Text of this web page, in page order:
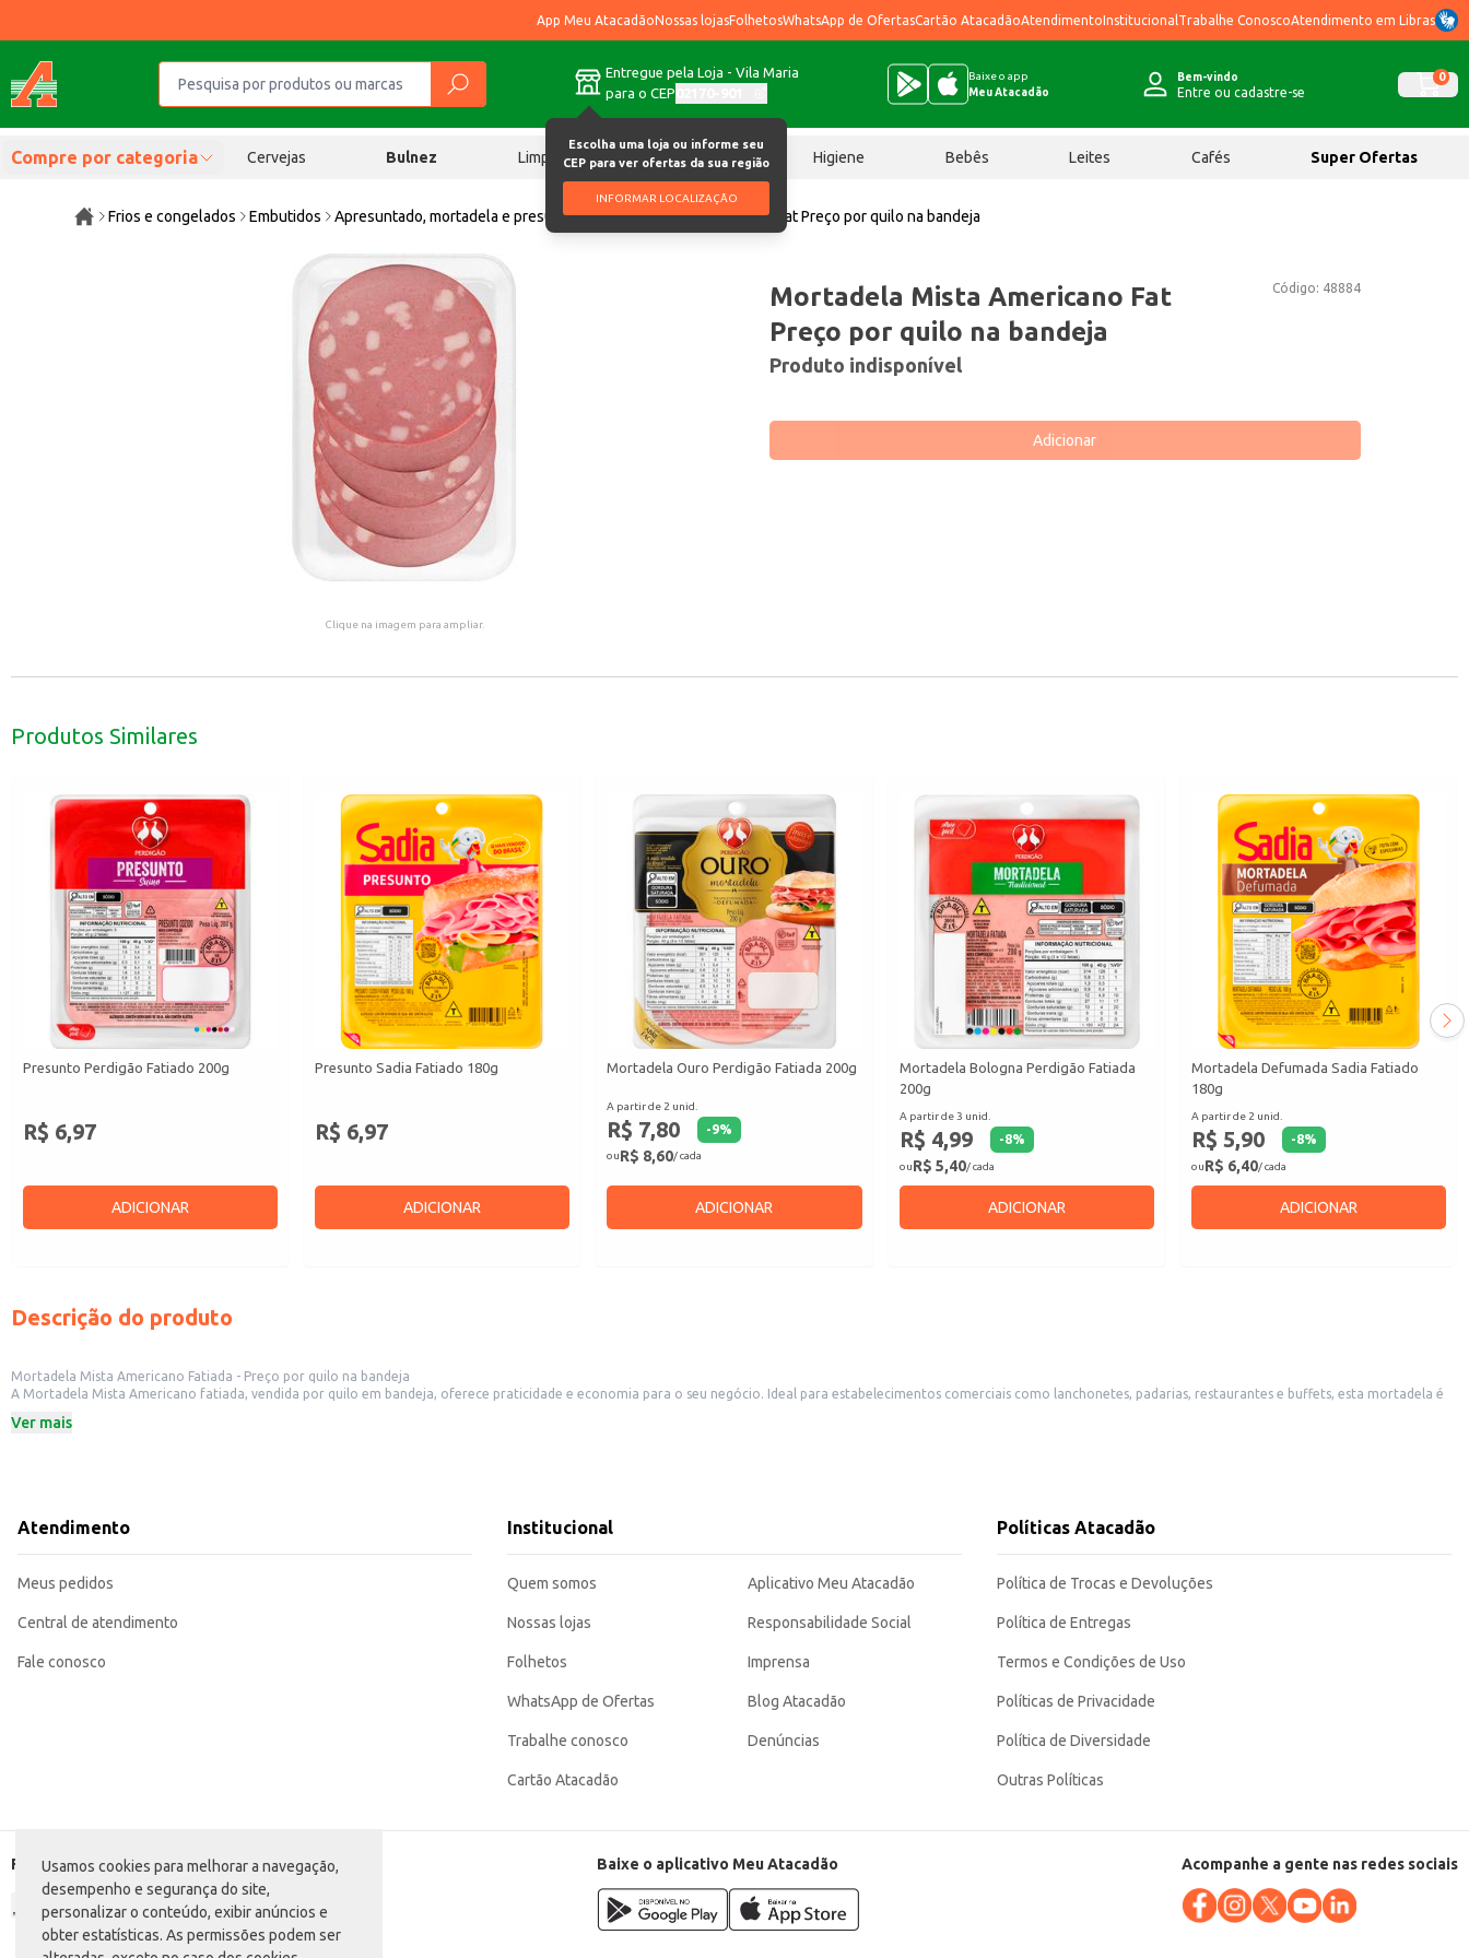
Usamos cookies para melhorar a navegação,
desempenho e segurança do site,
personalizar o conteúdo, exibir anúncios e
obter estatísticas. As permissões podem ser
App Meu AtacadãoNossas lojasFolhetosWhatsApp de OfertasCartão AtacadãoAtendimentoInstitucional Trabalhe ConoscoAtendimento em Libras
Entregue pela Loja - Vila Maria
para o CEP
Escolha uma loja ou informe seu
CEP para ver ofertas da sua região
INFORMAR LOCALIZAÇÃO
Baixe o app
Meu Atacadão
Bem-vindo
Entre ou cadastre-se
0
Compre por categoria Cervejas Bulnez Limpeza Chocolates Higiene Bebês Leites Cafés Super Ofertas
Frios e congelados Embutidos Apresuntado, mortadela e presunto Mortadela Mista Americano Fat Preço por quilo na bandeja
Clique na imagem para ampliar.
Código: 48884
Mortadela Mista Americano Fat
Preço por quilo na bandeja
Produto indisponível
Adicionar
Produtos Similares
Presunto Perdigão Fatiado 200g
R$ 6,97
ADICIONAR
Presunto Sadia Fatiado 180g
R$ 6,97
ADICIONAR
Mortadela Ouro Perdigão Fatiada 200g
A partir de 2 unid.
R$ 7,80 -9%
ouR$ 8,60/ cada
ADICIONAR
Mortadela Bologna Perdigão Fatiada
200g
A partir de 3 unid.
R$ 4,99 -8%
ouR$ 5,40/ cada
ADICIONAR
Mortadela Defumada Sadia Fatiado
180g
A partir de 2 unid.
R$ 5,90 -8%
ouR$ 6,40/ cada
ADICIONAR
Descrição do produto
Mortadela Mista Americano Fatiada - Preço por quilo na bandeja
A Mortadela Mista Americano fatiada, vendida por quilo em bandeja, oferece praticidade e economia para o seu negócio. Ideal para estabelecimentos comerciais como lanchonetes, padarias, restaurantes e buffets, esta mortadela é
Venda a granel ou em porções pré-determinadas.
Sirva como aperitivo, acompanhada de pães e palitos.
Ideal para compor pratos rápidos e práticos.
Ver mais
Atendimento
Meus pedidos
Central de atendimento
Fale conosco
Institucional
Quem somos
Nossas lojas
Folhetos
WhatsApp de Ofertas
Trabalhe conosco
Cartão Atacadão
Aplicativo Meu Atacadão
Responsabilidade Social
Imprensa
Blog Atacadão
Denúncias
Políticas Atacadão
Política de Trocas e Devoluções
Política de Entregas
Termos e Condições de Uso
Políticas de Privacidade
Política de Diversidade
Outras Políticas
Formas de pagamento Baixe o aplicativo Meu Atacadão Acompanhe a gente nas redes sociais